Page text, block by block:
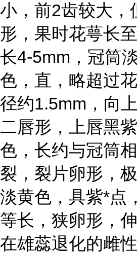
小，前2齿较大，
形，果时花萼长
长4-5mm，冠筒
色，直，略超过
径约1.5mm，向
二唇形，上唇黑
色，长约与冠筒
裂，裂片卵形，
淡黄色，具紫*点
等长，狭卵形，
在雄蕊退化的雌